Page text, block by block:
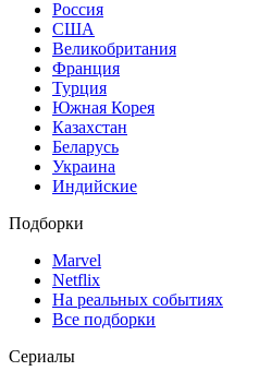
Россия
США
Великобритания
Франция
Турция
Южная Корея
Казахстан
Беларусь
Украина
Индийские
Подборки
Marvel
Netflix
На реальных событиях
Все подборки
Сериалы